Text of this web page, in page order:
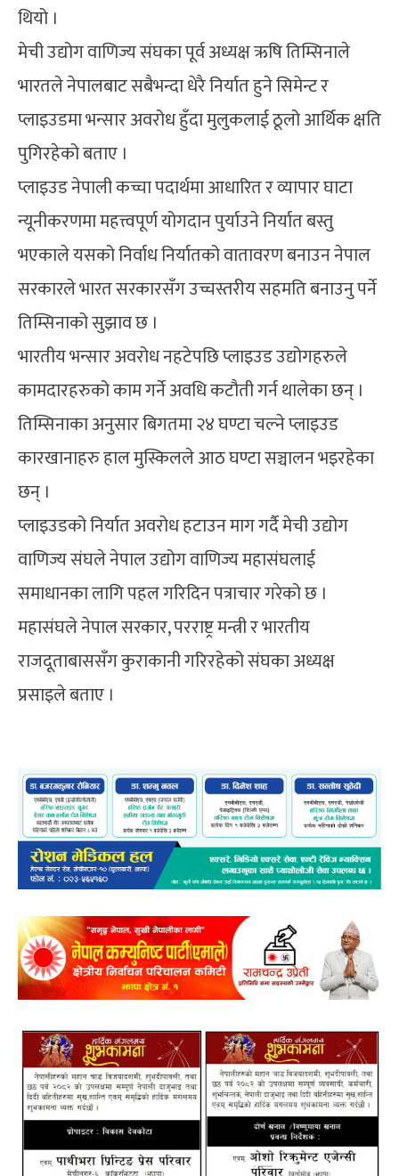
थियो ।
मेची उद्योग वाणिज्य संघका पूर्व अध्यक्ष ऋषि तिम्सिनाले
भारतले नेपालबाट सबैभन्दा धेरै निर्यात हुने सिमेन्ट र
प्लाइउडमा भन्सार अवरोध हुँदा मुलुकलाई ठूलो आर्थिक क्षति
पुगिरहेको बताए ।
प्लाइउड नेपाली कच्चा पदार्थमा आधारित र व्यापार घाटा
न्यूनीकरणमा महत्त्वपूर्ण योगदान पुर्याउने निर्यात बस्तु
भएकाले यसको निर्वाध निर्यातको वातावरण बनाउन नेपाल
सरकारले भारत सरकारसँग उच्चस्तरीय सहमति बनाउनु पर्ने
तिम्सिनाको सुझाव छ ।
भारतीय भन्सार अवरोध नहटेपछि प्लाइउड उद्योगहरुले
कामदारहरुको काम गर्ने अवधि कटौती गर्न थालेका छन् ।
तिम्सिनाका अनुसार बिगतमा २४ घण्टा चल्ने प्लाइउड
कारखानाहरु हाल मुस्किलले आठ घण्टा सञ्चालन भइरहेका
छन् ।
प्लाइउडको निर्यात अवरोध हटाउन माग गर्दै मेची उद्योग
वाणिज्य संघले नेपाल उद्योग वाणिज्य महासंघलाई
समाधानका लागि पहल गरिदिन पत्राचार गरेको छ ।
महासंघले नेपाल सरकार, परराष्ट्र मन्त्री र भारतीय
राजदूताबाससँग कुराकानी गरिरहेको संघका अध्यक्ष
प्रसाइले बताए ।